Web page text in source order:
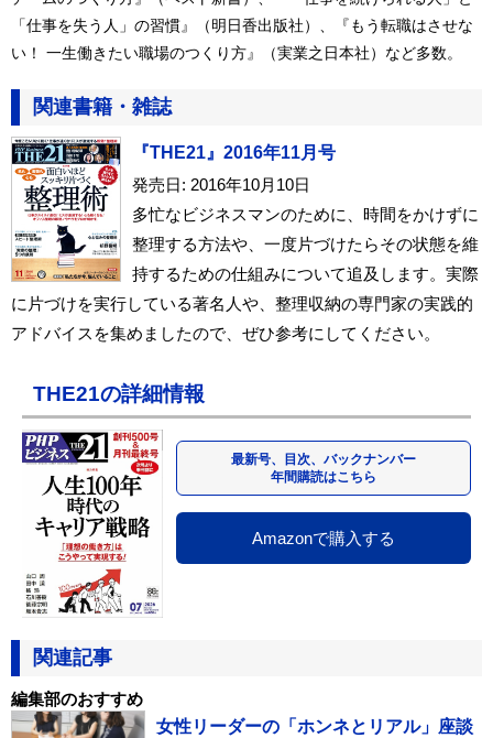
「仕事を失う人」の習慣』（明日香出版社）、『もう転職はさせな
い！ 一生働きたい職場のつくり方』（実業之日本社）など多数。
関連書籍・雑誌
『THE21』2016年11月号
発売日: 2016年10月10日
多忙なビジネスマンのために、時間をかけずに
整理する方法や、一度片づけたらその状態を維
持するための仕組みについて追及します。実際
に片づけを実行している著名人や、整理収納の専門家の実践的
アドバイスを集めましたので、ぜひ参考にしてください。
THE21の詳細情報
最新号、目次、バックナンバー
年間購読はこちら
Amazonで購入する
関連記事
編集部のおすすめ
女性リーダーの「ホンネとリアル」座談